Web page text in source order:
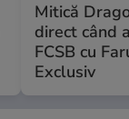
Mitică
direct când
FCSB cu
Exclusiv